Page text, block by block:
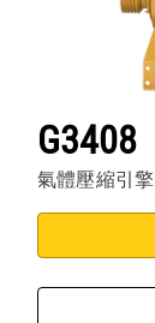
G3408
氣體壓縮引擎